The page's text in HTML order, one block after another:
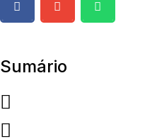
Sumário